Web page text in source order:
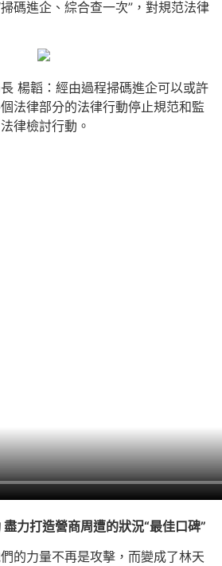
碼進企、綜合查一次”，對規范法律
楊韜：經由過程掃碼進企可以或許
法律部分的法律行動停止規范和監
律檢討行動。
力打造營商周遭的狀況“最佳口碑”
的力量不再是攻擊，而變成了林天